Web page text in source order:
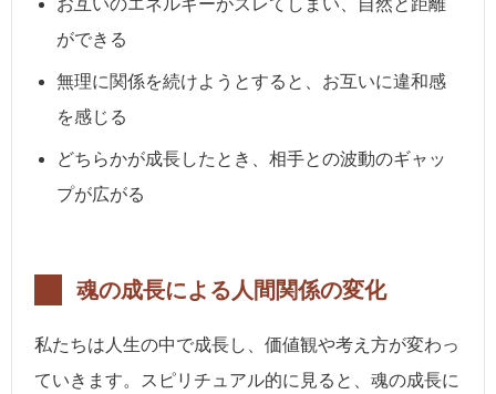
お互いのエネルギーがズレてしまい、自然と距離
ができる
無理に関係を続けようとすると、お互いに違和感
を感じる
どちらかが成長したとき、相手との波動のギャッ
プが広がる
魂の成長による人間関係の変化
私たちは人生の中で成長し、価値観や考え方が変わっ
ていきます。スピリチュアル的に見ると、魂の成長に